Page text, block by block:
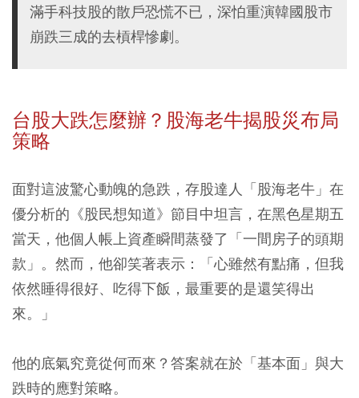
滿手科技股的散戶恐慌不已，深怕重演韓國股市
崩跌三成的去槓桿慘劇。
台股大跌怎麼辦？股海老牛揭股災布局
策略
面對這波驚心動魄的急跌，存股達人「股海老牛」在
優分析的《股民想知道》節目中坦言， 在黑色星期五
當天，他個人帳上資產瞬間蒸發了「一間房子的頭期
款」。然而，他卻笑著表示：「心雖然有點痛，但我
依然睡得很好、吃得下飯，最重要的是還笑得出
來。」
他的底氣究竟從何而來？答案就在於「基本面」與大
跌時的應對策略。